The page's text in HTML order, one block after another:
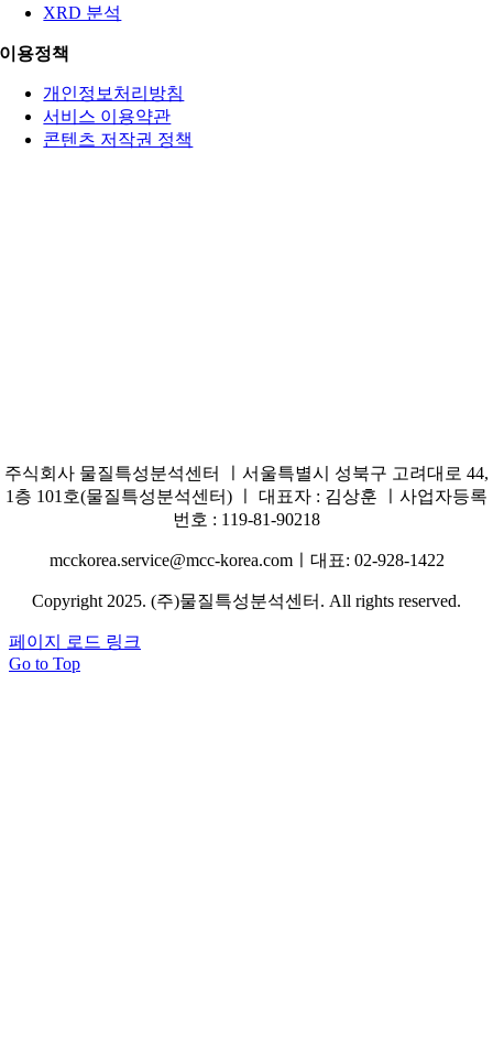
XRD 분석
이용정책
개인정보처리방침
서비스 이용약관
콘텐츠 저작권 정책
주식회사 물질특성분석센터 ㅣ서울특별시 성북구 고려대로 44,
1층 101호(물질특성분석센터) ㅣ 대표자 : 김상훈 ㅣ사업자등록
번호 : 119-81-90218
mcckorea.service@mcc-korea.comㅣ대표: 02-928-1422
Copyright 2025. (주)물질특성분석센터. All rights reserved.
페이지 로드 링크
Go to Top